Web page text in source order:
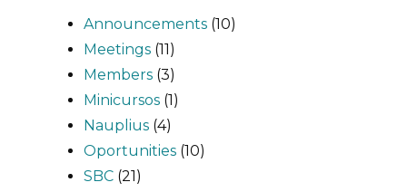
Announcements (10)
Meetings (11)
Members (3)
Minicursos (1)
Nauplius (4)
Oportunities (10)
SBC (21)